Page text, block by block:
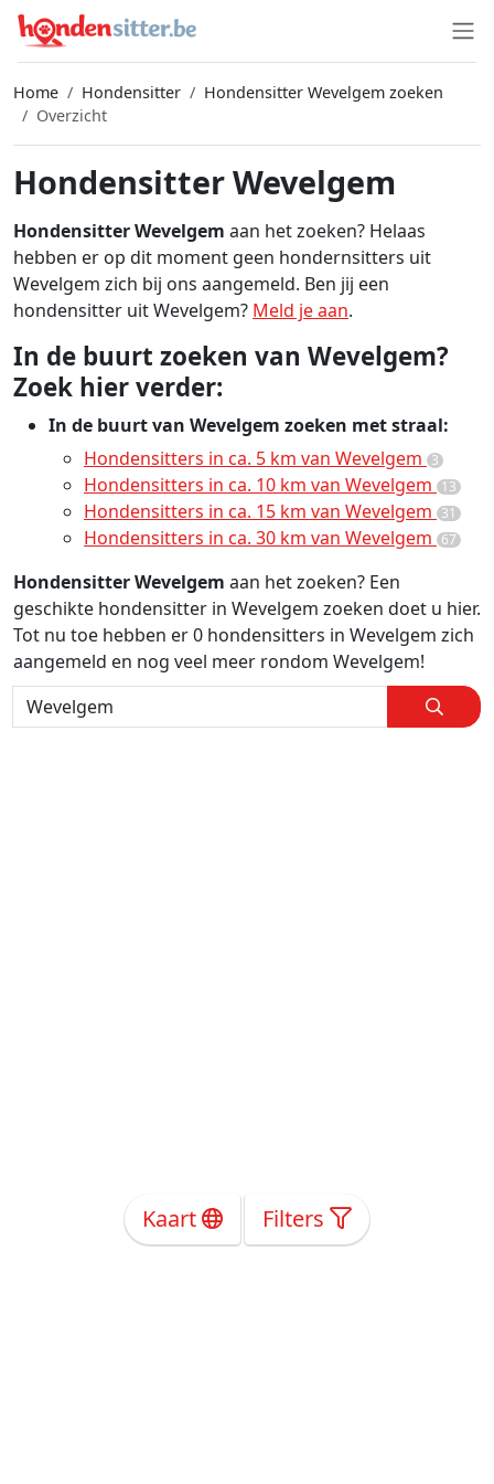
Home Hondensitter
Hondensitter Wevelgem zoeken
Overzicht
Hondensitter Wevelgem
Hondensitter Wevelgem aan het zoeken? Helaas
hebben er op dit moment geen hondernsitters uit
Wevelgem zich bij ons aangemeld. Ben jij een
hondensitter uit Wevelgem? Meld je aan.
In de buurt zoeken van Wevelgem?
Zoek hier verder:
In de buurt van Wevelgem zoeken met straal:
Hondensitters in ca. 5 km van Wevelgem 3
Hondensitters in ca. 10 km van Wevelgem 13
Hondensitters in ca. 15 km van Wevelgem 31
Hondensitters in ca. 30 km van Wevelgem 67
Hondensitter Wevelgem aan het zoeken? Een
geschikte hondensitter in Wevelgem zoeken doet u hier.
Tot nu toe hebben er 0 hondensitters in Wevelgem zich
aangemeld en nog veel meer rondom Wevelgem!
Kaart Filters